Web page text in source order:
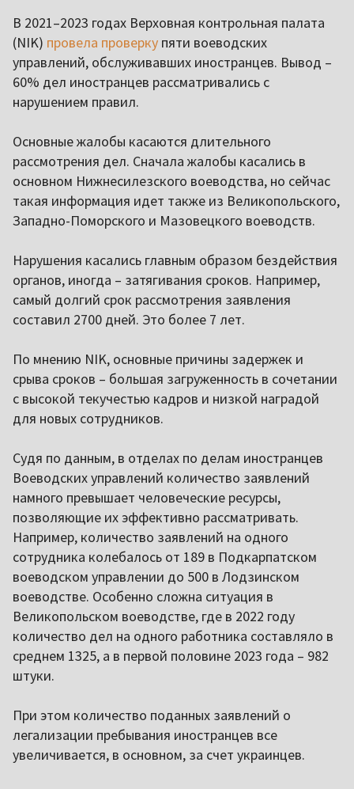
В 2021–2023 годах Верховная контрольная палата
(NIK) провела проверку пяти воеводских
управлений, обслуживавших иностранцев. Вывод –
60% дел иностранцев рассматривались с
нарушением правил.
Основные жалобы касаются длительного
рассмотрения дел. Сначала жалобы касались в
основном Нижнесилезского воеводства, но сейчас
такая информация идет также из Великопольского,
Западно-Поморского и Мазовецкого воеводств.
Нарушения касались главным образом бездействия
органов, иногда – затягивания сроков. Например,
самый долгий срок рассмотрения заявления
составил 2700 дней. Это более 7 лет.
По мнению NIK, основные причины задержек и
срыва сроков – большая загруженность в сочетании
с высокой текучестью кадров и низкой наградой
для новых сотрудников.
Судя по данным, в отделах по делам иностранцев
Воеводских управлений количество заявлений
намного превышает человеческие ресурсы,
позволяющие их эффективно рассматривать.
Например, количество заявлений на одного
сотрудника колебалось от 189 в Подкарпатском
воеводском управлении до 500 в Лодзинском
воеводстве. Особенно сложна ситуация в
Великопольском воеводстве, где в 2022 году
количество дел на одного работника составляло в
среднем 1325, а в первой половине 2023 года – 982
штуки.
При этом количество поданных заявлений о
легализации пребывания иностранцев все
увеличивается, в основном, за счет украинцев.